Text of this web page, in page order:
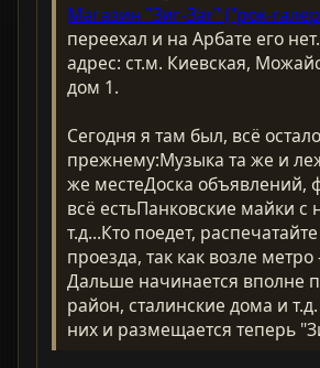
Магазин "Зиг-Заг" ("рок-
переехал и на Арбате его
адрес: ст.м. Киевская,
дом 1.
Сегодня я там был, всё
прежнему:Музыка та же и
же местеДоска объявлений,
всё естьПанковские майки с
т.д...Кто поедет,
проезда, так как возле
Дальше начинается вполне
район, сталинские дома и
них и размещается теперь